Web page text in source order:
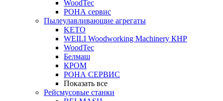
WoodTec
РОНА сервис
Пылеулавливающие агрегаты
KETO
WEILI Woodworking Machinery КНР
WoodTec
Белмаш
КРОМ
РОНА СЕРВИС
Показать все
Рейсмусовые станки